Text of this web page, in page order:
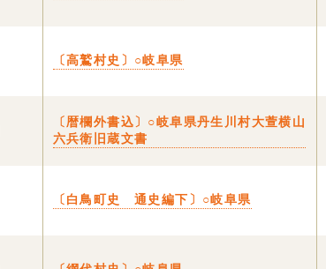
〔高鷲村史〕○岐阜県
〔暦欄外書込〕○岐阜県丹生川村大萱横山
六兵衛旧蔵文書
〔白鳥町史 通史編下〕○岐阜県